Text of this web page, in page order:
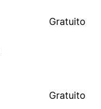
Gratuito
Gratuito